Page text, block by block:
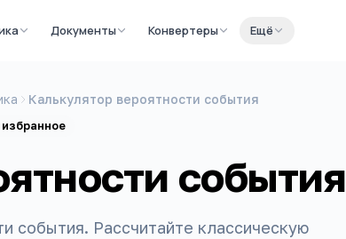
Документы Конвертеры Ещё
Калькулятор вероятности события
избранное
события
события. Рассчитайте классическую